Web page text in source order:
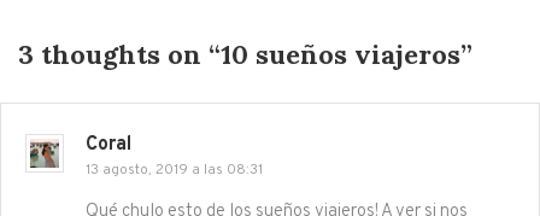
3 thoughts on “10 sueños viajeros”
Coral
13 agosto, 2019 a las 08:31